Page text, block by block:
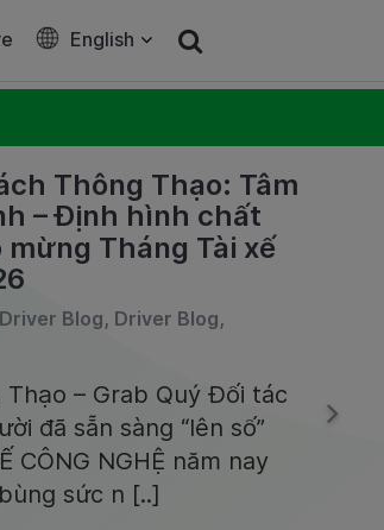
English
Thông Thạo: Tâm
– Định hình chất
mừng Tháng Tài xế
Blog, Driver Blog,
– Grab Quý Đối tác
đã sẵn sàng “lên số”
CÔNG NGHỆ năm nay
sức n [..]